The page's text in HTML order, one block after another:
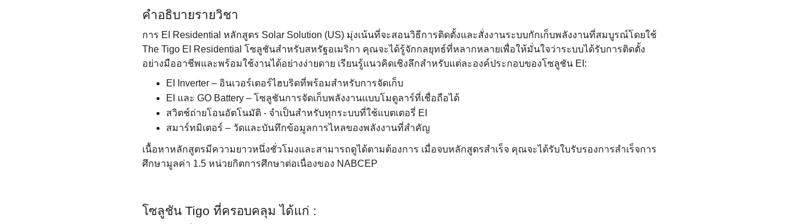
คําอธิบายรายวิชา
การ EI Residential หลักสูตร Solar Solution (US) มุ่งเน้นที่จะสอนวิธีการติดตั้งและสั่งงานระบบกักเก็บพลังงานที่สมบูรณ์โดยใช้
The Tigo EI Residential โซลูชันสำหรับสหรัฐอเมริกา คุณจะได้รู้จักกลยุทธ์ที่หลากหลายเพื่อให้มั่นใจว่าระบบได้รับการติดตั้ง
อย่างมืออาชีพและพร้อมใช้งานได้อย่างง่ายดาย เรียนรู้แนวคิดเชิงลึกสำหรับแต่ละองค์ประกอบของโซลูชัน EI:
EI Inverter – อินเวอร์เตอร์ไฮบริดที่พร้อมสําหรับการจัดเก็บ
EI และ GO Battery – โซลูชันการจัดเก็บพลังงานแบบโมดูลาร์ที่เชื่อถือได้
สวิตช์ถ่ายโอนอัตโนมัติ - จําเป็นสําหรับทุกระบบที่ใช้แบตเตอรี่ EI
สมาร์ทมิเตอร์ – วัดและบันทึกข้อมูลการไหลของพลังงานที่สําคัญ
เนื้อหาหลักสูตรมีความยาวหนึ่งชั่วโมงและสามารถดูได้ตามต้องการ เมื่อจบหลักสูตรสําเร็จ คุณจะได้รับใบรับรองการสําเร็จการ
ศึกษามูลค่า 1.5 หน่วยกิตการศึกษาต่อเนื่องของ NABCEP
โซลูชัน Tigo ที่ครอบคลุม ได้แก่ :